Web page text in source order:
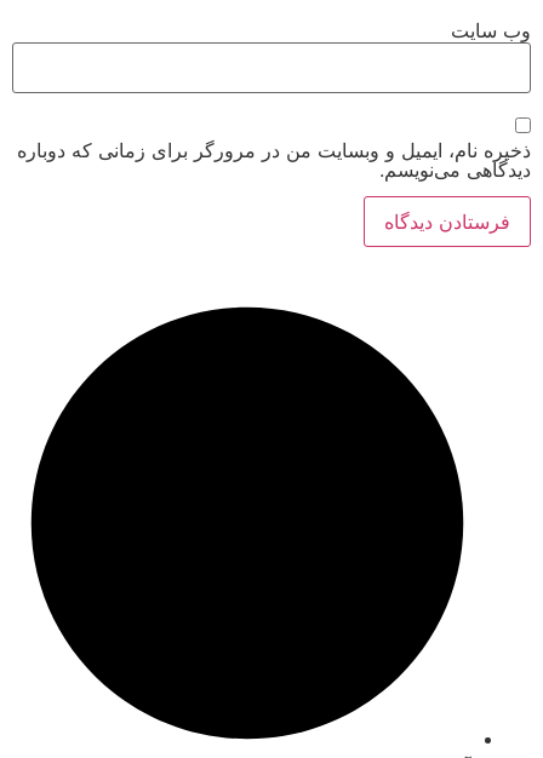
ایمیل و وبسایت من در مرورگر برای زمانی که دوباره
می‌نویسم.